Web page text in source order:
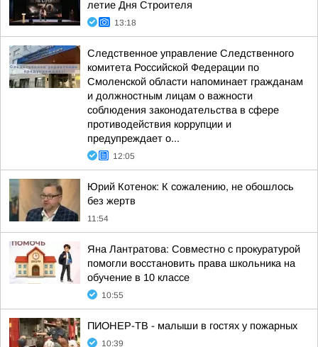
летие Дня Строителя
13:18
Следственное управление Следственного
комитета Российской Федерации по
Смоленской области напоминает гражданам
и должностным лицам о важности
соблюдения законодательства в сфере
противодействия коррупции и
предупреждает о...
12:05
Юрий Котенок: К сожалению, не обошлось
без жертв
11:54
Яна Лантратова: Совместно с прокуратурой
помогли восстановить права школьника на
обучение в 10 классе
10:55
ПИОНЕР-ТВ - малыши в гостях у пожарных
10:39